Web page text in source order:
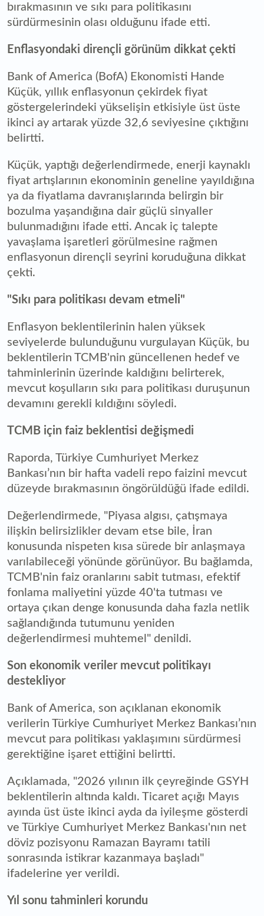
bırakmasının ve sıkı para politikasını
sürdürmesinin olası olduğunu ifade etti.
Enflasyondaki dirençli görünüm dikkat çekti
Bank of America (BofA) Ekonomisti Hande
Küçük, yıllık enflasyonun çekirdek fiyat
göstergelerindeki yükselişin etkisiyle üst üste
ikinci ay artarak yüzde 32,6 seviyesine çıktığını
belirtti.
Küçük, yaptığı değerlendirmede, enerji kaynaklı
fiyat artışlarının ekonominin geneline yayıldığına
ya da fiyatlama davranışlarında belirgin bir
bozulma yaşandığına dair güçlü sinyaller
bulunmadığını ifade etti. Ancak iç talepte
yavaşlama işaretleri görülmesine rağmen
enflasyonun dirençli seyrini koruduğuna dikkat
çekti.
"Sıkı para politikası devam etmeli"
Enflasyon beklentilerinin halen yüksek
seviyelerde bulunduğunu vurgulayan Küçük, bu
beklentilerin TCMB'nin güncellenen hedef ve
tahminlerinin üzerinde kaldığını belirterek,
mevcut koşulların sıkı para politikası duruşunun
devamını gerekli kıldığını söyledi.
TCMB için faiz beklentisi değişmedi
Raporda, Türkiye Cumhuriyet Merkez
Bankası’nın bir hafta vadeli repo faizini mevcut
düzeyde bırakmasının öngörüldüğü ifade edildi.
Değerlendirmede, "Piyasa algısı, çatışmaya
ilişkin belirsizlikler devam etse bile, İran
konusunda nispeten kısa sürede bir anlaşmaya
varılabileceği yönünde görünüyor. Bu bağlamda,
TCMB'nin faiz oranlarını sabit tutması, efektif
fonlama maliyetini yüzde 40'ta tutması ve
ortaya çıkan denge konusunda daha fazla netlik
sağlandığında tutumunu yeniden
değerlendirmesi muhtemel" denildi.
Son ekonomik veriler mevcut politikayı
destekliyor
Bank of America, son açıklanan ekonomik
verilerin Türkiye Cumhuriyet Merkez Bankası’nın
mevcut para politikası yaklaşımını sürdürmesi
gerektiğine işaret ettiğini belirtti.
Açıklamada, "2026 yılının ilk çeyreğinde GSYH
beklentilerin altında kaldı. Ticaret açığı Mayıs
ayında üst üste ikinci ayda da iyileşme gösterdi
ve Türkiye Cumhuriyet Merkez Bankası'nın net
döviz pozisyonu Ramazan Bayramı tatili
sonrasında istikrar kazanmaya başladı"
ifadelerine yer verildi.
Yıl sonu tahminleri korundu